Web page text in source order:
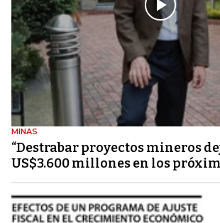
MINAS
“Destrabar proyectos mineros
US$3.600 millones en los